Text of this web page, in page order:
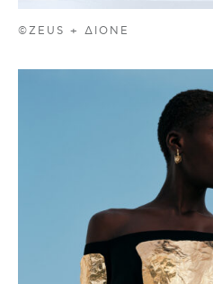
©ZEUS + ΔIONE